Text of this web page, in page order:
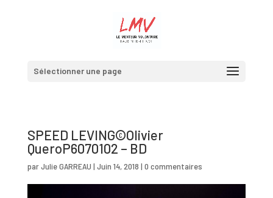
Sélectionner une page
SPEED LEVING©Olivier
QueroP6070102 – BD
parJulie GARREAU | Juin 14, 2018 | 0 commentaires